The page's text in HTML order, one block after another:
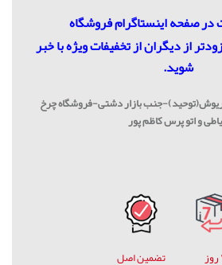
درصفحه اینستاگرام فروشگاه
زودتر از دیگران از تخفیفات ویژه با خبر
شوید.
جنب بازار دشتی-فروشگاه چرخ
و اتو پرس کاظم پور
۷ روز
تضمین اصل